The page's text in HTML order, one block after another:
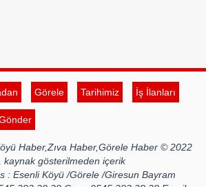
Görele Tarihimiz İş İlanları
Haber,Zıva Haber,Görele Haber © 2022
kaynak gösterilmeden içerik
: Esenli Köyü /Görele /Giresun Bayram